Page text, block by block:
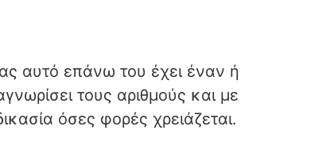
αυτό επάνω του έχει έναν ή
τους αριθμούς και με
όσες φορές χρειάζεται.